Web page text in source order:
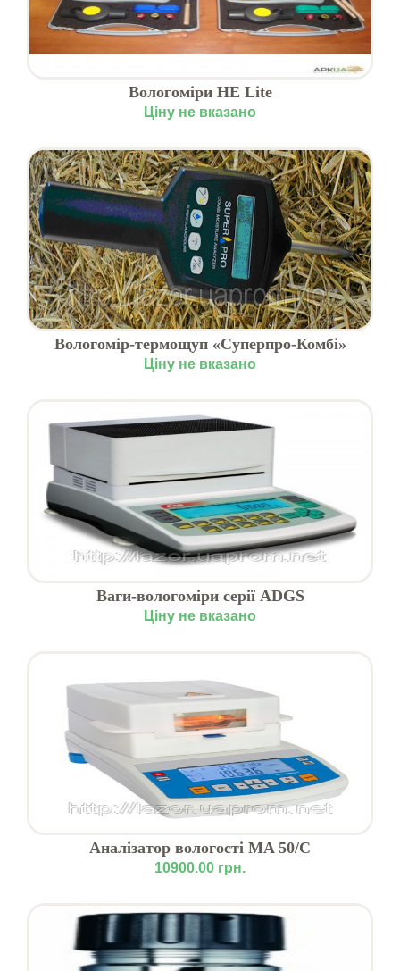
Вологоміри HE Lite
Ціну не вказано
Вологомір-термощуп «Суперпро-Комбі»
Ціну не вказано
Ваги-вологоміри серії ADGS
Ціну не вказано
Аналізатор вологості MA 50/C
10900.00 грн.